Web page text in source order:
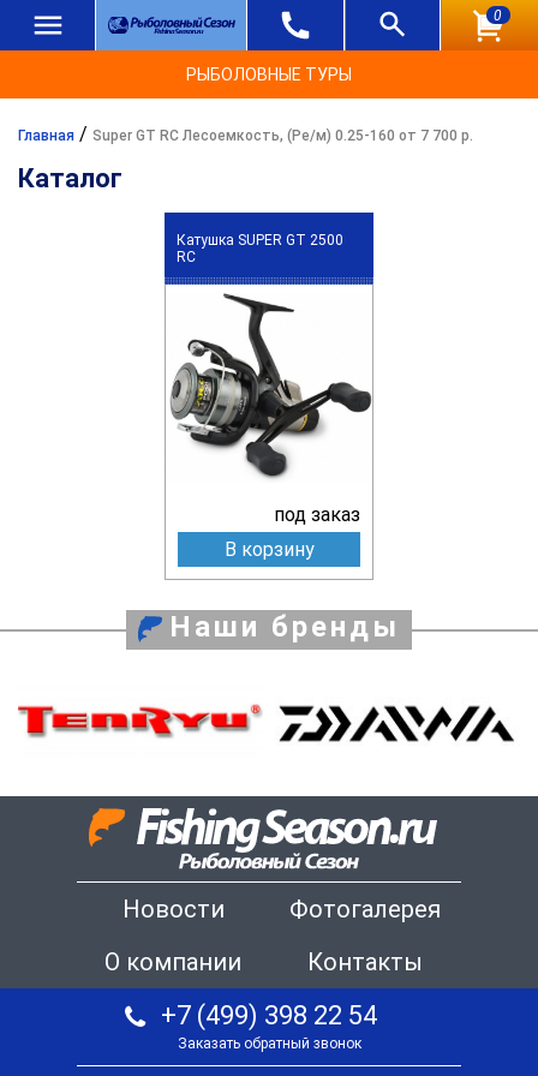
0
РЫБОЛОВНЫЕ ТУРЫ
Главная / Super GT RC Лесоемкость, (Ре/м) 0.25-160 от 7 700 р.
Каталог
Катушка SUPER GT 2500
RC
под заказ
В корзину
Наши бренды
Новости
Фотогалерея
О компании
Контакты
+7 (499) 398 22 54
Заказать обратный звонок